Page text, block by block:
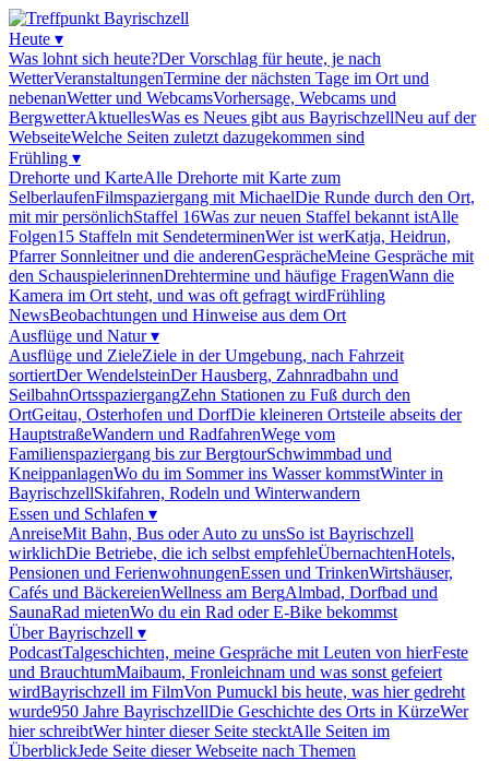
Heute ▾
Was lohnt sich heute?Der Vorschlag für heute, je nach
WetterVeranstaltungenTermine der nächsten Tage im Ort und
nebenanWetter und WebcamsVorhersage, Webcams und
BergwetterAktuellesWas es Neues gibt aus BayrischzellNeu auf der
WebseiteWelche Seiten zuletzt dazugekommen sind
Frühling ▾
Drehorte und KarteAlle Drehorte mit Karte zum
SelberlaufenFilmspaziergang mit MichaelDie Runde durch den Ort,
mit mir persönlichStaffel 16Was zur neuen Staffel bekannt istAlle
Folgen15 Staffeln mit SendeterminenWer ist werKatja, Heidrun,
Pfarrer Sonnleitner und die anderenGesprächeMeine Gespräche mit
den SchauspielerinnenDrehtermine und häufige FragenWann die
Kamera im Ort steht, und was oft gefragt wirdFrühling
NewsBeobachtungen und Hinweise aus dem Ort
Ausflüge und Natur▾
Ausflüge und ZieleZiele in der Umgebung, nach Fahrzeit
sortiertDer WendelsteinDer Hausberg, Zahnradbahn und
SeilbahnOrtsspaziergangZehn Stationen zu Fuß durch den
OrtGeitau, Osterhofen und DorfDie kleineren Ortsteile abseits der
HauptstraßeWandern und RadfahrenWege vom
Familienspaziergang bis zur BergtourSchwimmbad und
KneippanlagenWo du im Sommer ins Wasser kommstWinter in
BayrischzellSkifahren, Rodeln und Winterwandern
Essen und Schlafen ▾
AnreiseMit Bahn, Bus oder Auto zu unsSo ist Bayrischzell
wirklichDie Betriebe, die ich selbst empfehleÜbernachtenHotels,
Pensionen und FerienwohnungenEssen und TrinkenWirtshäuser,
Cafés und BäckereienWellness am BergAlmbad, Dorfbad und
SaunaRad mietenWo du ein Rad oder E-Bike bekommst
Über Bayrischzell ▾
PodcastTalgeschichten, meine Gespräche mit Leuten von hierFeste
und BrauchtumMaibaum, Fronleichnam und was sonst gefeiert
wirdBayrischzell im FilmVon Pumuckl bis heute, was hier gedreht
wurde950 Jahre BayrischzellDie Geschichte des Orts in KürzeWer
hier schreibtWer hinter dieser Seite stecktAlle Seiten im
ÜberblickJede Seite dieser Webseite nach Themen